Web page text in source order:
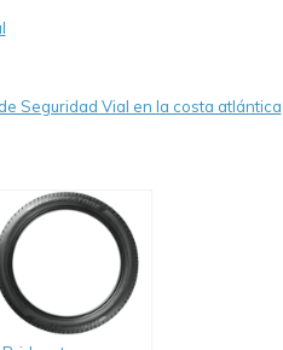
Seguridad Vial en la costa atlántica